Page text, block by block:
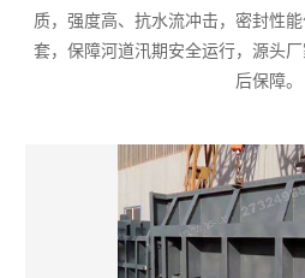
质，强度高、抗水流冲击，密封性
套，保障河道汛期安全运行，源头
后保障。